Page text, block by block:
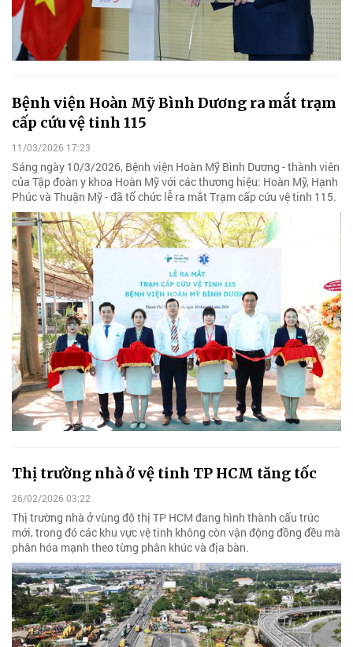
Bệnh viện Hoàn Mỹ Bình Dương ra mắt trạm
cấp cứu vệ tinh 115
11/03/2026 17:23
Sáng ngày 10/3/2026, Bệnh viện Hoàn Mỹ Bình Dương - thành viên
của Tập đoàn y khoa Hoàn Mỹ với các thương hiệu: Hoàn Mỹ, Hạnh
Phúc và Thuận Mỹ - đã tổ chức lễ ra mắt Trạm cấp cứu vệ tinh 115.
Thị trường nhà ở vệ tinh TP HCM tăng tốc
26/02/2026 03:22
Thị trường nhà ở vùng đô thị TP HCM đang hình thành cấu trúc
mới, trong đó các khu vực vệ tinh không còn vận động đồng đều mà
phân hóa mạnh theo từng phân khúc và địa bàn.